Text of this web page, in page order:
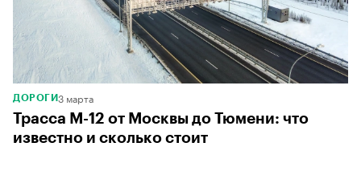
ДОРОГИ3 марта
Трасса М-12 от Москвы до Тюмени: что
известно и сколько стоит